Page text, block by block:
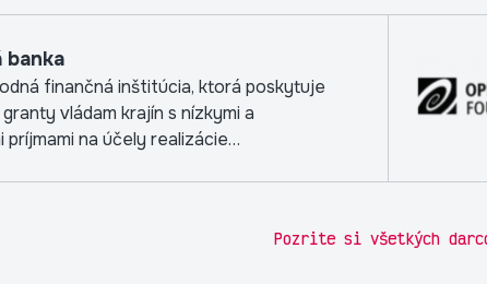
banka
finančná inštitúcia, ktorá poskytuje
vládam krajín s nízkymi a
príjmami na účely realizácie
Pozrite si všetkých